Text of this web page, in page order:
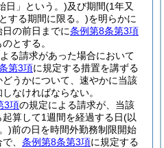
日」という。)及び期間(1年又
する期間に限る。)を明らかに
の前日までに条例第8条第3項
とする。
る請求があった場合において
第3項に規定する措置を講ずる
うかについて、速やかに当該
なければならない。
3項の規定による請求が、当該
算して1週間を経過する日(以
)前の日を時間外勤務制限開始
、 条例第8条第3項に規定する